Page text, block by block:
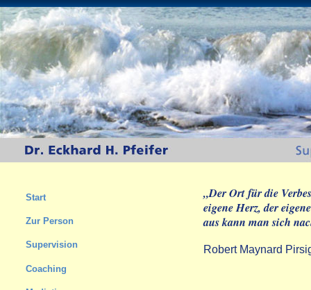
Start
Zur Person
Supervision
Coaching
„Der Ort für die
eigene Herz, der
aus kann man sich
Robert Maynard